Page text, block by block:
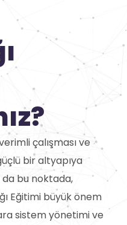
çalışması ve
bir altyapıya
da bu noktada,
Eğitimi büyük önem
sistem yönetimi ve